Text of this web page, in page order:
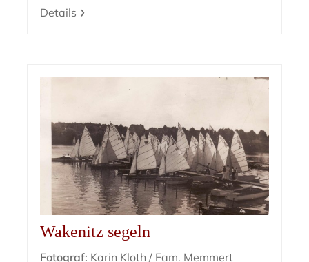
Details
Wakenitz segeln
Fotograf: Karin Kloth / Fam. Memmert